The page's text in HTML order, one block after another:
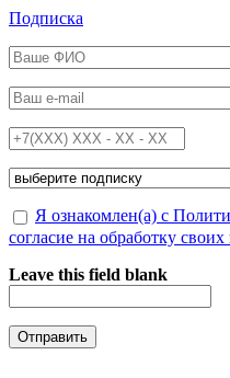
Перейти к основному
Подписка
ФИО*
Email*
Телефон*
Подписка на*
Обработка персональных
Я ознакомлен(а) с
согласие на обработку
Leave this field blank